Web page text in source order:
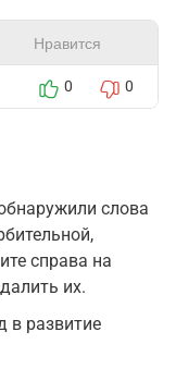
Нравится
0 0
слова
справа на
их.
в развитие